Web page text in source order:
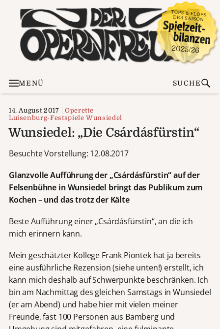
MENÜ SUCHE
14. August 2017
Operette
Luisenburg-Festspiele Wunsiedel
Wunsiedel: „Die Csárdásfürstin“
Besuchte Vorstellung: 12.08.2017
Glanzvolle Aufführung der „Csárdásfürstin“ auf der
Felsenbühne in Wunsiedel bringt das Publikum zum
Kochen – und das trotz der Kälte
Beste Aufführung einer „Csárdásfürstin“, an die ich
mich erinnern kann.
Mein geschätzter Kollege Frank Piontek hat ja bereits
eine ausführliche Rezension (siehe unten!) erstellt, ich
kann mich deshalb auf Schwerpunkte beschränken. Ich
bin am Nachmittag des gleichen Samstags in Wunsiedel
(er am Abend) und habe hier mit vielen meiner
Freunde, fast 100 Personen aus Bamberg und